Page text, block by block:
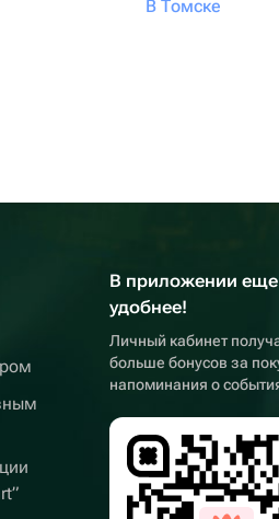
В Томске
В приложении еще
удобнее!
Личный кабинет
больше бонусов за
напоминания о